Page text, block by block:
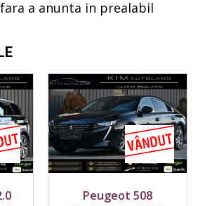
a anunta in prealabil
191100 km
Peugeot 308 SW